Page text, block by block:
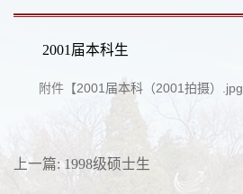
2001届本科生
附件【2001届本科（2001拍摄）.jpg
上一篇: 1998级硕士生